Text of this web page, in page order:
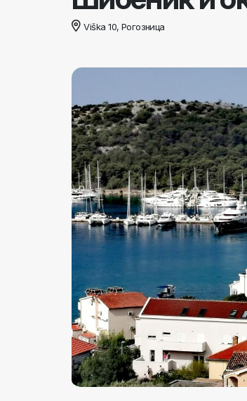
Viška 10, Рогозница